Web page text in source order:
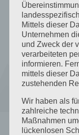
ANFRAGE
Mittels dieser
Unternehmen
und Zweck der
verarbeiteten
informieren.
mittels dieser
zustehenden
Wir haben als
zahlreiche
Maßnahmen
lückenlosen